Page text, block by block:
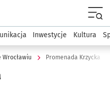
wroclaw.pl
Inwestycje Kultura
Wrocławiu Promenada Krzycka